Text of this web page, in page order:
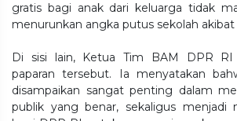
gratis bagi anak dari keluarga tidak
menurunkan angka putus sekolah
Di sisi lain, Ketua Tim BAM DPR
paparan tersebut. Ia menyatakan
disampaikan sangat penting dalam
publik yang benar, sekaligus menjadi